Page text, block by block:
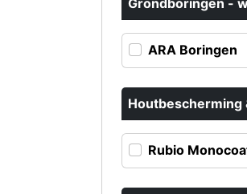
ARA Boringen
Houtbescherming
Rubio